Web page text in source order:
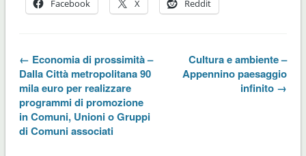
Facebook X Reddit
← Economia di prossimità –
Dalla Città metropolitana 90
mila euro per realizzare
programmi di promozione
in Comuni, Unioni o Gruppi
di Comuni associati
Cultura e ambiente –
Appennino paesaggio
infinito →